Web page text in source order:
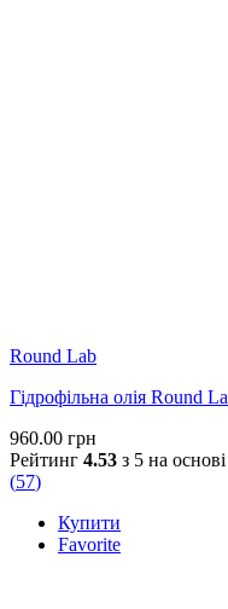
Round Lab
Гідрофільна олія Round
960.00 грн
Рейтинг 4.53 з 5 на
(57)
Купити
Favorite